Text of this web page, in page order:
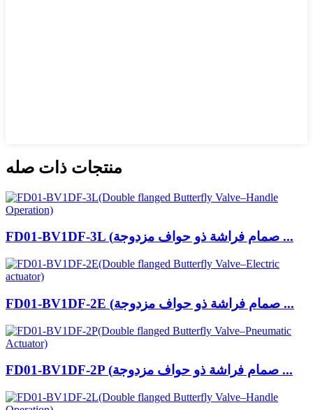
منتجات ذات صله
FD01-BV1DF-3L (صمام فراشة ذو حواف مزدوجة ...
FD01-BV1DF-2E (صمام فراشة ذو حواف مزدوجة ...
FD01-BV1DF-2P (صمام فراشة ذو حواف مزدوجة ...